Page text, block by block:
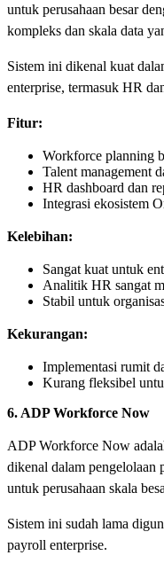
untuk perusahaan besar
kompleks dan skala data
Sistem ini dikenal kuat
enterprise, termasuk HR
Fitur:
Workforce planning
Talent management
HR dashboard dan
Integrasi ekosistem
Kelebihan:
Sangat kuat untuk
Analitik HR sangat
Stabil untuk
Kekurangan:
Implementasi rumit
Kurang fleksibel
6. ADP Workforce Now
ADP Workforce Now
dikenal dalam pengelolaan
untuk perusahaan skala
Sistem ini sudah lama
payroll enterprise.